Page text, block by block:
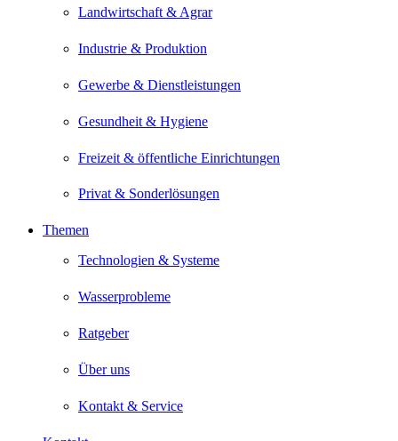
Landwirtschaft & Agrar
Industrie & Produktion
Gewerbe & Dienstleistungen
Gesundheit & Hygiene
Freizeit & öffentliche Einrichtungen
Privat & Sonderlösungen
Themen
Technologien & Systeme
Wasserprobleme
Ratgeber
Über uns
Kontakt & Service